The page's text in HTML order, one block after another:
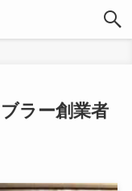
ラー創業者